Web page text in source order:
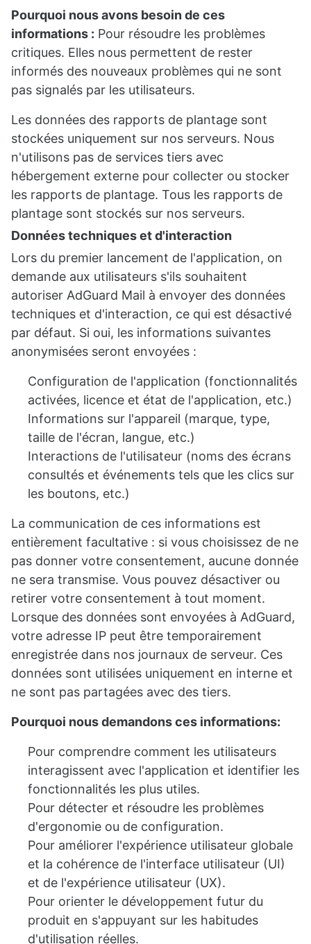
Pourquoi nous avons besoin de ces
informations : Pour résoudre les problèmes
critiques. Elles nous permettent de rester
informés des nouveaux problèmes qui ne sont
pas signalés par les utilisateurs.
Les données des rapports de plantage sont
stockées uniquement sur nos serveurs. Nous
n'utilisons pas de services tiers avec
hébergement externe pour collecter ou stocker
les rapports de plantage. Tous les rapports de
plantage sont stockés sur nos serveurs.
Données techniques et d'interaction
Lors du premier lancement de l'application, on
demande aux utilisateurs s'ils souhaitent
autoriser AdGuard Mail à envoyer des données
techniques et d'interaction, ce qui est désactivé
par défaut. Si oui, les informations suivantes
anonymisées seront envoyées :
Configuration de l'application (fonctionnalités
activées, licence et état de l'application, etc.)
Informations sur l'appareil (marque, type,
taille de l'écran, langue, etc.)
Interactions de l'utilisateur (noms des écrans
consultés et événements tels que les clics sur
les boutons, etc.)
La communication de ces informations est
entièrement facultative : si vous choisissez de ne
pas donner votre consentement, aucune donnée
ne sera transmise. Vous pouvez désactiver ou
retirer votre consentement à tout moment.
Lorsque des données sont envoyées à AdGuard,
votre adresse IP peut être temporairement
enregistrée dans nos journaux de serveur. Ces
données sont utilisées uniquement en interne et
ne sont pas partagées avec des tiers.
Pourquoi nous demandons ces informations:
Pour comprendre comment les utilisateurs
interagissent avec l'application et identifier les
fonctionnalités les plus utiles.
Pour détecter et résoudre les problèmes
d'ergonomie ou de configuration.
Pour améliorer l'expérience utilisateur globale
et la cohérence de l'interface utilisateur (UI)
et de l'expérience utilisateur (UX).
Pour orienter le développement futur du
produit en s'appuyant sur les habitudes
d'utilisation réelles.